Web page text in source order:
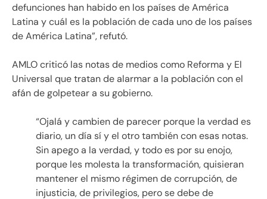
defunciones han habido en los países de América
Latina y cuál es la población de cada uno de los países
de América Latina”, refutó.
AMLO criticó las notas de medios como Reforma y El
Universal que tratan de alarmar a la población con el
afán de golpetear a su gobierno.
“Ojalá y cambien de parecer porque la verdad es
diario, un día sí y el otro también con esas notas.
Sin apego a la verdad, y todo es por su enojo,
porque les molesta la transformación, quisieran
mantener el mismo régimen de corrupción, de
injusticia, de privilegios, pero se debe de